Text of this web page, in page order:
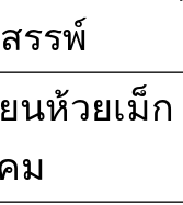
รรพ์
นห้วยเม็ก
ม